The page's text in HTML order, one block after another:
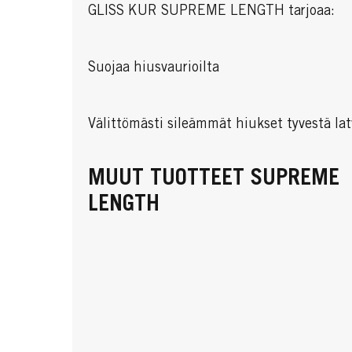
GLISS KUR SUPREME LENGTH tarjoaa:
Suojaa hiusvaurioilta
Välittömästi sileämmät hiukset tyvestä
MUUT TUOTTEET SUPREME
LENGTH